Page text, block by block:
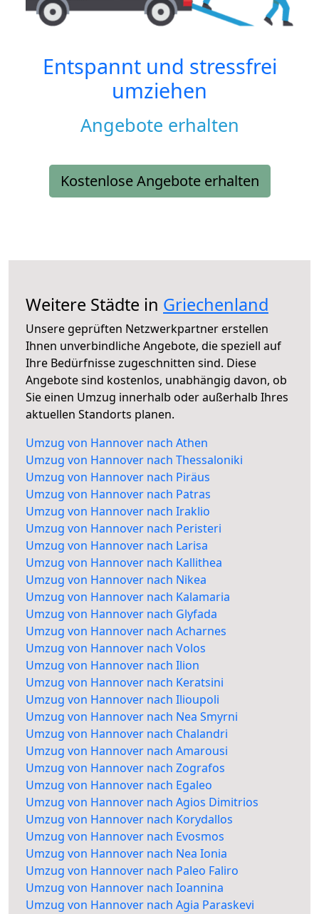
Entspannt und stressfrei
umziehen
Angebote erhalten
Kostenlose Angebote erhalten
Weitere Städte in Griechenland
Unsere geprüften Netzwerkpartner erstellen
Ihnen unverbindliche Angebote, die speziell auf
Ihre Bedürfnisse zugeschnitten sind. Diese
Angebote sind kostenlos, unabhängig davon, ob
Sie einen Umzug innerhalb oder außerhalb Ihres
aktuellen Standorts planen.
Umzug von Hannover nach Athen
Umzug von Hannover nach Thessaloniki
Umzug von Hannover nach Piräus
Umzug von Hannover nach Patras
Umzug von Hannover nach Iraklio
Umzug von Hannover nach Peristeri
Umzug von Hannover nach Larisa
Umzug von Hannover nach Kallithea
Umzug von Hannover nach Nikea
Umzug von Hannover nach Kalamaria
Umzug von Hannover nach Glyfada
Umzug von Hannover nach Acharnes
Umzug von Hannover nach Volos
Umzug von Hannover nach Ilion
Umzug von Hannover nach Keratsini
Umzug von Hannover nach Ilioupoli
Umzug von Hannover nach Nea Smyrni
Umzug von Hannover nach Chalandri
Umzug von Hannover nach Amarousi
Umzug von Hannover nach Zografos
Umzug von Hannover nach Egaleo
Umzug von Hannover nach Agios Dimitrios
Umzug von Hannover nach Korydallos
Umzug von Hannover nach Evosmos
Umzug von Hannover nach Nea Ionia
Umzug von Hannover nach Paleo Faliro
Umzug von Hannover nach Ioannina
Umzug von Hannover nach Agia Paraskevi